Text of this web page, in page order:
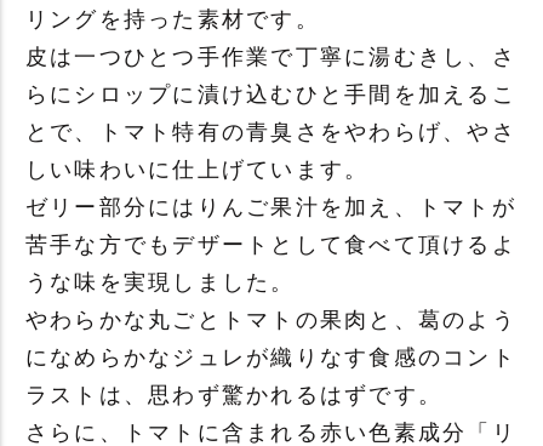
リングを持った素材です。
皮は一つひとつ手作業で丁寧に湯むきし、さ
らにシロップに漬け込むひと手間を加えるこ
とで、トマト特有の青臭さをやわらげ、やさ
しい味わいに仕上げています。
ゼリー部分にはりんご果汁を加え、トマトが
苦手な方でもデザートとして食べて頂けるよ
うな味を実現しました。
やわらかな丸ごとトマトの果肉と、葛のよう
になめらかなジュレが織りなす食感のコント
ラストは、思わず驚かれるはずです。
さらに、トマトに含まれる赤い色素成分「リ